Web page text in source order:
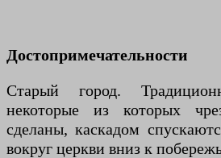
Достопримечательности
Старый город.
некоторые из которых
сделаны, каскадом
вокруг церкви вниз к